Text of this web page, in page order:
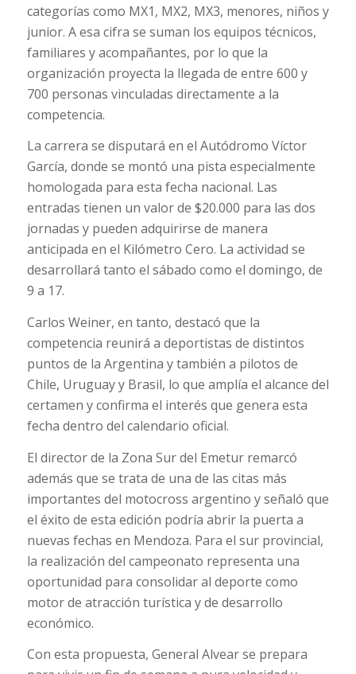
categorías como MX1, MX2, MX3, menores, niños y
junior. A esa cifra se suman los equipos técnicos,
familiares y acompañantes, por lo que la
organización proyecta la llegada de entre 600 y
700 personas vinculadas directamente a la
competencia.
La carrera se disputará en el Autódromo Víctor
García, donde se montó una pista especialmente
homologada para esta fecha nacional. Las
entradas tienen un valor de $20.000 para las dos
jornadas y pueden adquirirse de manera
anticipada en el Kilómetro Cero. La actividad se
desarrollará tanto el sábado como el domingo, de
9 a 17.
Carlos Weiner, en tanto, destacó que la
competencia reunirá a deportistas de distintos
puntos de la Argentina y también a pilotos de
Chile, Uruguay y Brasil, lo que amplía el alcance del
certamen y confirma el interés que genera esta
fecha dentro del calendario oficial.
El director de la Zona Sur del Emetur remarcó
además que se trata de una de las citas más
importantes del motocross argentino y señaló que
el éxito de esta edición podría abrir la puerta a
nuevas fechas en Mendoza. Para el sur provincial,
la realización del campeonato representa una
oportunidad para consolidar al deporte como
motor de atracción turística y de desarrollo
económico.
Con esta propuesta, General Alvear se prepara